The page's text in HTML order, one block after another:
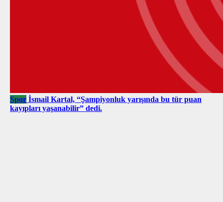
Spor İsmail Kartal, “Şampiyonluk yarışında bu tür puan
kayıpları yaşanabilir” dedi.